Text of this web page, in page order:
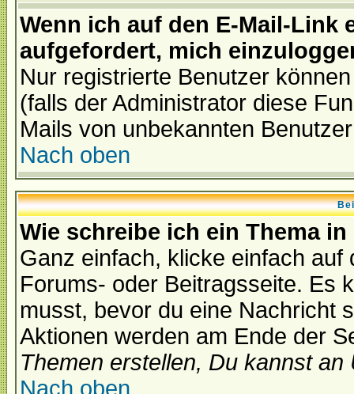
Wenn ich auf den E-Mail-Link
aufgefordert, mich
Nur registrierte Benutzer
(falls der Administrator diese
Mails von unbekannten
Nach oben
Wie schreibe ich ein Thema
Ganz einfach, klicke einfach
Forums- oder Beitragsseite. Es
musst, bevor du eine Nachricht
Aktionen werden am Ende der
Themen erstellen, Du kannst
Nach oben